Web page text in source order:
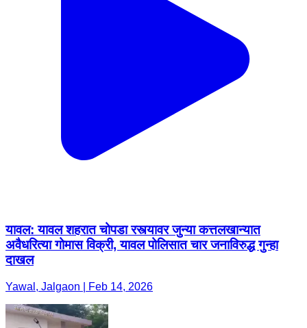
यावल: यावल शहरात चोपडा रस्त्यावर जुन्या कत्तलखान्यात
अवैधरित्या गोमास विक्री, यावल पोलिसात चार जनाविरुद्ध गुन्हा
दाखल
Yawal, Jalgaon | Feb 14, 2026